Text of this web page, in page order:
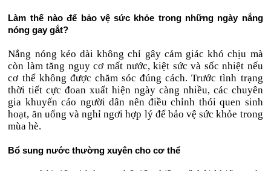
Làm thế nào để bảo vệ sức khỏe trong những ngày nắng
nóng gay gắt?
Nắng nóng kéo dài không chỉ gây cảm giác khó chịu mà
còn làm tăng nguy cơ mất nước, kiệt sức và sốc nhiệt nếu
cơ thể không được chăm sóc đúng cách. Trước tình trạng
thời tiết cực đoan xuất hiện ngày càng nhiều, các chuyên
gia khuyến cáo người dân nên điều chỉnh thói quen sinh
hoạt, ăn uống và nghỉ ngơi hợp lý để bảo vệ sức khỏe trong
mùa hè.
Bổ sung nước thường xuyên cho cơ thể